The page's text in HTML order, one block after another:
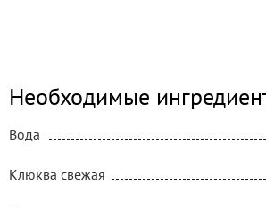
Необходимые
Вода
Клюква свежая